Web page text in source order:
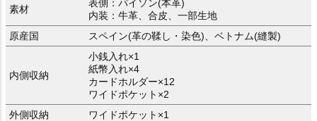
素材
表側：パイソン(本革)
内装：牛革、合皮、一部生地
原産国
スペイン(革の鞣し・染色)、ベトナム(縫製)
内側収納
小銭入れ×1
紙幣入れ×4
カードホルダー×12
ワイドポケット×2
外側収納
ワイドポケット×1